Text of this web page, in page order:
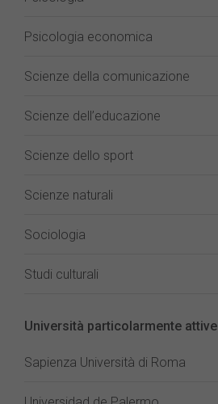
Psicologia economica
Scienze della comunicazione
Scienze dell’educazione
Scienze dello sport
Scienze naturali
Sociologia
Studi culturali
Università particolarmente attive
Sapienza Università di Roma